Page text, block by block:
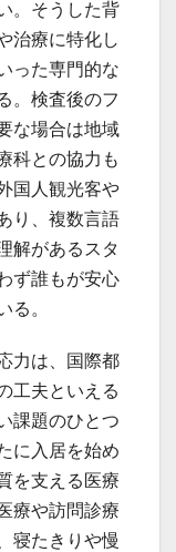
。そうした背
治療に特化し
った専門的な
。検査後のフ
な場合は地域
科との協力も
国人観光客や
り、複数言語
解があるスタ
ず誰もが安心
る。
力は、国際都
工夫といえる
課題のひとつ
に入居を始め
を支える医療
療や訪問診療
寝たきりや慢